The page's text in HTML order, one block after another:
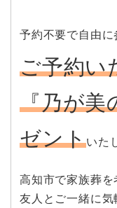
予約不要で自由に
ご予約い
『乃が美
ゼントいた
高知市で家族葬
友人とご一緒に気